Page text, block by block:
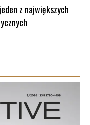
z największych